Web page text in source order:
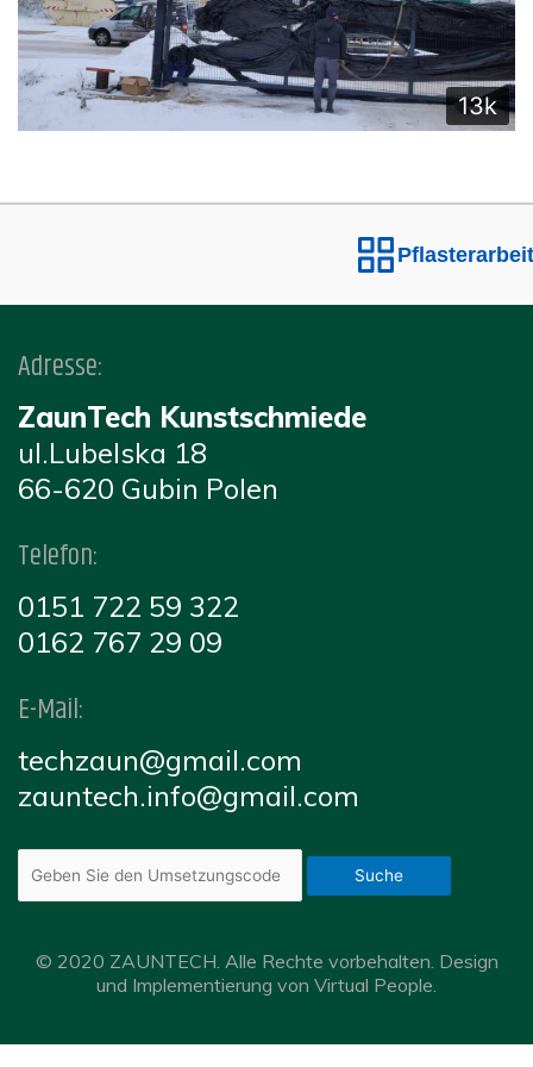
13k
Pflasterarbeiten
Adresse:
ZaunTech Kunstschmiede
ul.Lubelska 18
66-620 Gubin Polen
Telefon:
0151 722 59 322
0162 767 29 09
E-Mail:
techzaun@gmail.com
zauntech.info@gmail.com
Suche
© 2020 ZAUNTECH. Alle Rechte vorbehalten. Design
und Implementierung von Virtual People.